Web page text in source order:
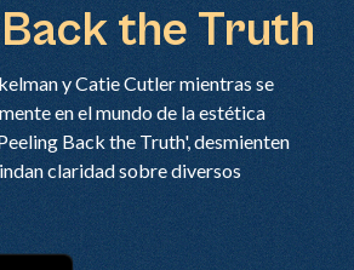
the Truth
y Catie Cutler mientras se
en el mundo de la estética
Back the Truth', desmienten
claridad sobre diversos